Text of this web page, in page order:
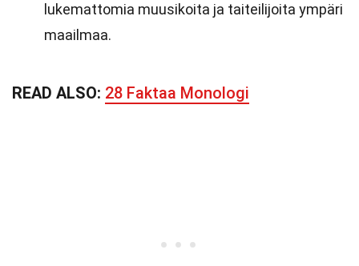
lukemattomia muusikoita ja taiteilijoita ympäri
maailmaa.
READ ALSO: 28 Faktaa Monologi